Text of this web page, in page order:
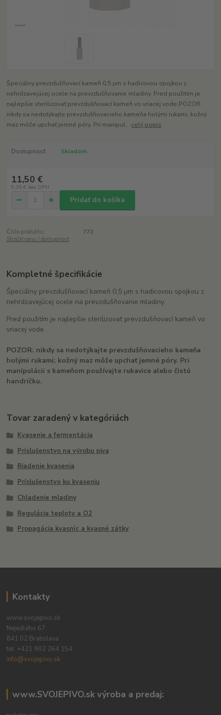
Špeciálny prevzdušňovací kameň 0,5 µm s hadicovou spojkou z
nehrdzavejúcej ocele na prevzdušňovanie mladiny. Pred použitím je
najlepšie sterilizovať prevzdušňovací kameň vo vriacej vode.POZOR:
nikdy sa nedotýkajte prevzdušňovacieho kameňa holými rukami; kožný
maz môže upchať jemné póry. Pri manipul... celý popis
Dostupnosť Skladom
11,50 €
9,35 € bez DPH
Pridať do košíka
Číslo produktu:
772
Strážiť cenu / dostupnosť
Kompletné špecifikácie
Špeciálny prevzdušňovací kameň 0,5 µm s hadicovou spojkou z
nehrdzavejúcej ocele na prevzdušňovanie mladiny.
Pred použitím je najlepšie sterilizovať prevzdušňovací kameň vo
vriacej vode.
POZOR: nikdy sa nedotýkajte prevzdušňovacieho kameňa
holými rukami; kožný maz môže upchať jemné póry. Pri
manipulácii s kameňom používajte rukavice alebo čistú
handričku.
Tovar zaradený v kategóriách
Kvasenie a fermentácia
Príslušenstvo na výrobu piva
Riadenie kvasenia
Príslušenstvo ku kvaseniu
Chladenie mladiny
Regulácia teploty a O2
Propagácia kvasníc a kvasné zátky
Kontakty
www.svojepivo.sk
Nejedlého 67
841 02 Bratislava
tel: +421 902 264 154
info@svojepivo.sk
www.SVOJEPIVO.sk výroba a predaj: